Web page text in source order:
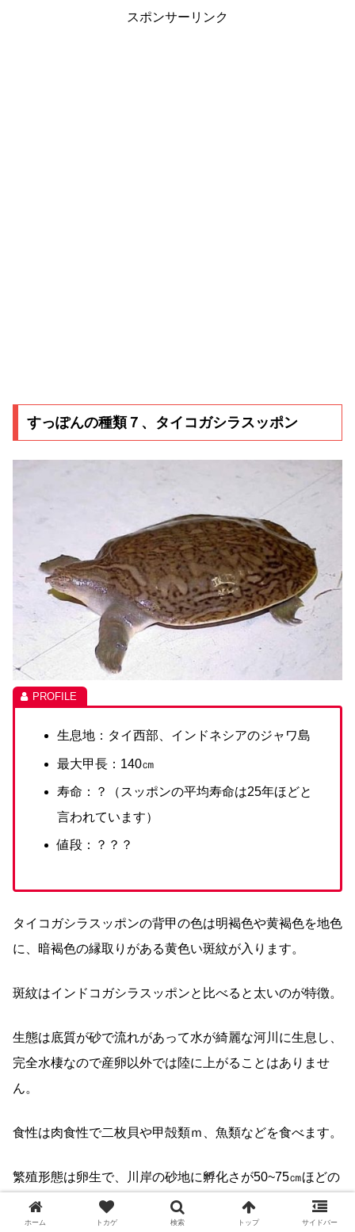
スポンサーリンク
すっぽんの種類７、タイコガシラスッポン
生息地：タイ西部、インドネシアのジャワ島
最大甲長：140㎝
寿命：？（スッポンの平均寿命は25年ほどと
言われています）
値段：？？？
タイコガシラスッポンの背甲の色は明褐色や黄褐色を地色
に、暗褐色の縁取りがある黄色い斑紋が入ります。
斑紋はインドコガシラスッポンと比べると太いのが特徴。
生態は底質が砂で流れがあって水が綺麗な河川に生息し、
完全水棲なので産卵以外では陸に上がることはありませ
ん。
食性は肉食性で二枚貝や甲殻類ｍ、魚類などを食べます。
繁殖形態は卵生で、川岸の砂地に孵化さが50~75㎝ほどの
穴を掘り、1回につき60~117個の卵を産み落とします。
ホーム トカゲ 検索 トップ サイドバー